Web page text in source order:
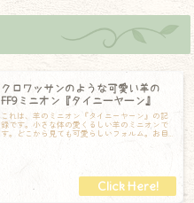
クロワッサンのような可愛い羊の
FF9ミニオン『タイニーヤーン』
これは、羊のミニオン『タイニーヤーン』の記
録です。小さな体の愛くるしい羊のミニオンで
す。どこから見ても可愛らしいフォルム。お目
目は大きくつぶら。角も大きく垂れ下がってい